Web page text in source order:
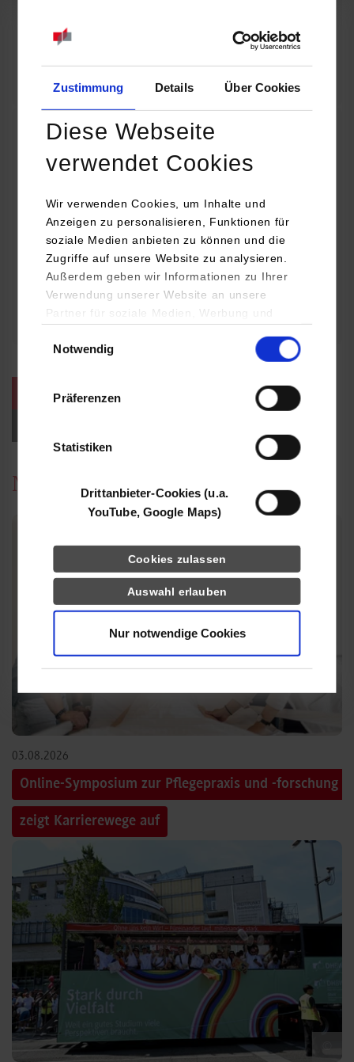
Zustimmung Details Über Cookies
Diese Webseite
verwendet Cookies
Wir verwenden Cookies, um Inhalte und
Anzeigen zu personalisieren, Funktionen für
soziale Medien anbieten zu können und die
Zugriffe auf unsere Website zu analysieren.
Außerdem geben wir Informationen zu Ihrer
Verwendung unserer Website an unsere
Partner für soziale Medien, Werbung und
YouTube, Google Maps) führen diese
Daten zusammen, die Sie ihnen bereitgestellt
haben oder die sie im Rahmen Ihrer Nutzung
Notwendig
Präferenzen
Statistiken
Drittanbieter-Cookies (u.a.
YouTube, Google Maps)
Cookies zulassen
Auswahl erlauben
Nur notwendige Cookies
Online INDIS-Infoveranstaltung für Studierende
Zum Event
Technologietag: Clean Urban Transportation –
nachhaltige Mobilität im (sub)urbanen Umfeld
16.09.2026 - 17.09.2026
Im Mittelpunkt stehen elektrische Antriebe, moderne
Batterietechnologien und innovative Fahrzeugkonzepte für
nachhaltige Mobilität in Stadt und…
weitere Veranstaltungen / Termine
News
03.08.2026
Online-Symposium zur Pflegepraxis und -forschung
zeigt Karrierewege auf